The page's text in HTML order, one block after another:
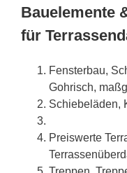
Bauelemente
für
Fensterbau,
Gohrisch,
Schiebeläden,
Preiswerte